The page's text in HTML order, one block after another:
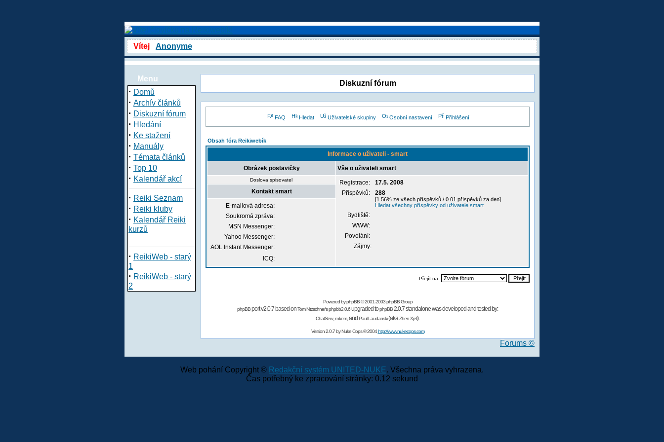
Vítej Anonyme
Menu
· Domů
· Archív článků
· Diskuzní fórum
· Hledání
· Ke stažení
· Manuály
· Témata článků
· Top 10
· Kalendář akcí
· Reiki Seznam
· Reiki kluby
· Kalendář Reiki
kurzů
· ReikiWeb - starý
1
· ReikiWeb - starý
2
Diskuzní fórum
FAQ Hledat Uživatelské skupiny Osobní nastavení Přihlášení
Obsah fóra Reikiwebík
Informace o uživateli - smart
Obrázek postavičky Vše o uživateli smart
Doslova spisovatel Registrace:
17.5. 2008
Příspěvků:
288
[1.56% ze všech příspěvků / 0.01 příspěvků za den]
Hledat všechny příspěvky od uživatele smart
Bydliště:
WWW:
Povolání:
Zájmy:
Kontakt smart
E-mailová adresa:
Soukromá zpráva:
MSN Messenger:
Yahoo Messenger:
AOL Instant Messenger:
ICQ:
Přejít na:
Powered byphpBB© 2001-2003 phpBB Group
phpBBport v2.0.7 based onTom Nitzschner'sphpbb2.0.6upgraded tophpBB2.0.7 standalone was developed and tested by:
ChatServ,mikem,and Paul Laudanski(akaZhen-Xjell).
Version 2.0.7 byNuke Cops© 2004http://www.nukecops.com
Forums ©
Web pohání Copyright © Redakční systém UNITED-NUKE. Všechna práva vyhrazena.
Čas potřebný ke zpracování stránky: 0.12 sekund